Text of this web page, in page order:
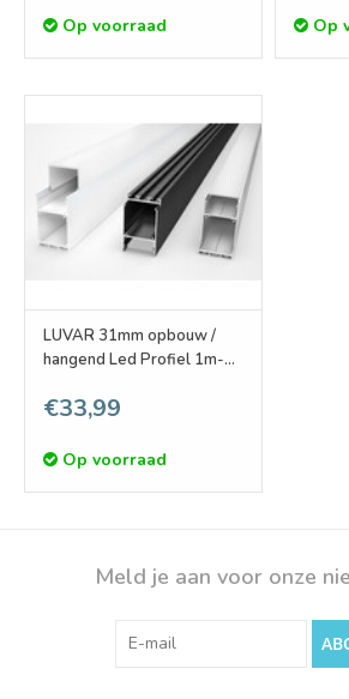
Op voorraad Op
LUVAR 31mm opbouw /
hangend Led Profiel 1m-
€33,99
Op voorraad
Meld je aan voor onze